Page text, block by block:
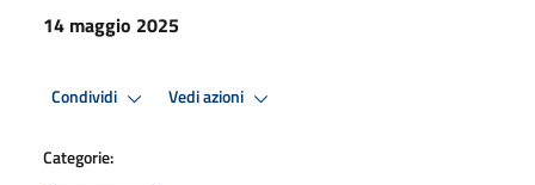
14 maggio 2025
Condividi Vedi azioni
Categorie: